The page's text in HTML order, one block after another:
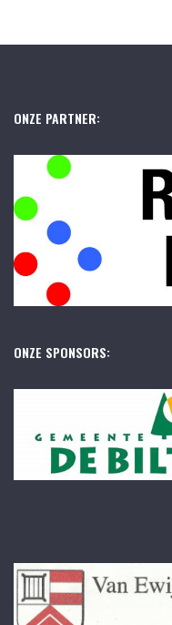
ONZE PARTNER:
ONZE SPONSORS: